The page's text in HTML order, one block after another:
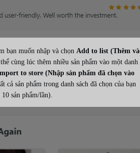
bạn muốn nhập và chọn Add to list (Thêm
thể cùng lúc thêm nhiều sản phẩm vào một danh
to store (Nhập sản phẩm đã chọn vào
cả sản phẩm trong danh sách đã chọn của bạn
sản phẩm/lần).